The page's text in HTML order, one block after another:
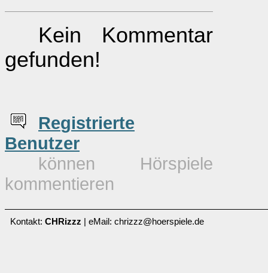
Kein Kommentar
gefunden!
Registrierte
Benutzer
können Hörspiele
kommentieren
Kontakt: CHRizzz | eMail: chrizzz@hoerspiele.de